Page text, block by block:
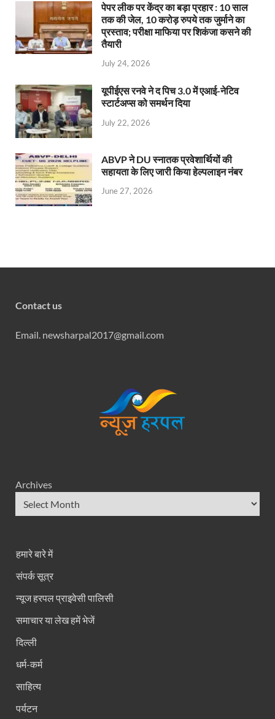
पेपर लीक पर केंद्र का बड़ा प्रहार : 10 साल
तक की जेल, 10 करोड़ रुपये तक जुर्माने का
प्रस्ताव; परीक्षा माफिया पर शिकंजा कसने की
तैयारी
July 24, 2026
यूपीईएस रनवे ने द पिच 3.0 में एआई-नेटिव
स्टार्टअप्स को समर्थन दिया
July 22, 2026
ABVP ने DU स्नातक प्रवेशार्थियों की
सहायता के लिए जारी किया हेल्पलाइन नंबर
June 27, 2026
Contact us
Email. newsharpal2017@gmail.com
Archives
हमारे बारे में
संपर्क सूत्र
न्यूज हरपल प्राइवेसी पालिसी
समाचार या लेख हमें भेजें
दिल्ली
धर्म-कर्म
साहित्य
पर्यटन